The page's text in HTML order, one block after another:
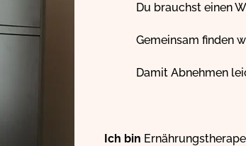
Du brauchst einen
Gemeinsam finden
Damit Abnehmen
Ich bin